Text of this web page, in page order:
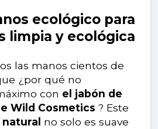
ecológico para
limpia y ecológica
las manos cientos de
¿por qué no
con el jabón de
Wild Cosmetics ? Este
no solo es suave